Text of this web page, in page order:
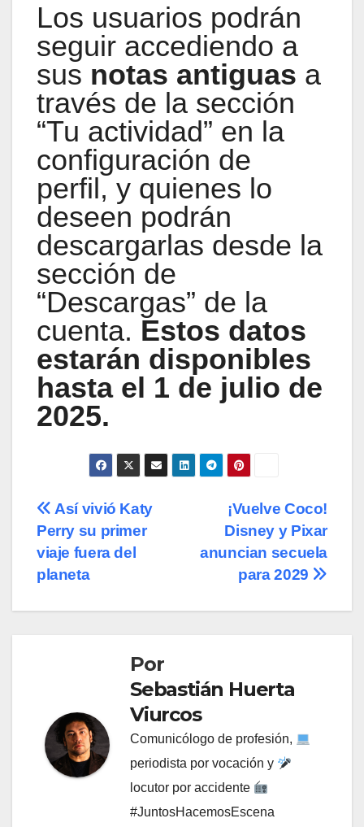
Los usuarios podrán
seguir accediendo a
sus notas antiguas a
través de la sección
“Tu actividad” en la
configuración de
perfil, y quienes lo
deseen podrán
descargarlas desde la
sección de
“Descargas” de la
cuenta. Estos datos
estarán disponibles
hasta el 1 de julio de
2025.
Navegación
de
entradas
¡Vuelve Coco!
Disney y Pixar
anuncian secuela
para 2029
Así vivió Katy
Perry su primer
viaje fuera del
planeta
Por
Sebastián Huerta
Viurcos
Comunicólogo de profesión,
periodista por vocación y
locutor por accidente
#JuntosHacemosEscena